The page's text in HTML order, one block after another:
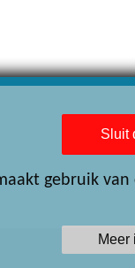
Sluit
gebruik van
Meer